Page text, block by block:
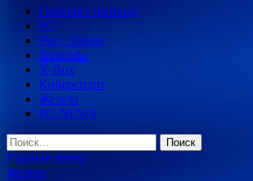
Главная страница
PC
Play_Station
Nintendo
X-Box
Киберспорт
Железо
PC-NEWS
Найти:
Главное меню
Железо